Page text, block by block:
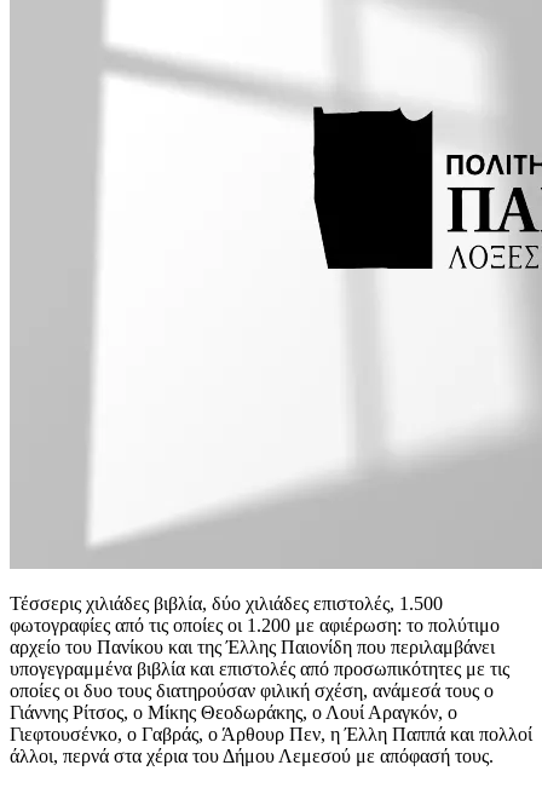
Τέσσερις χιλιάδες βιβλία, δύο χιλιάδες επιστολές, 1.500
φωτογραφίες από τις οποίες οι 1.200 με αφιέρωση: το πολύτιμο
αρχείο του Πανίκου και της Έλλης Παιονίδη που περιλαμβάνει
υπογεγραμμένα βιβλία και επιστολές από προσωπικότητες με τις
οποίες οι δυο τους διατηρούσαν φιλική σχέση, ανάμεσά τους ο
Γιάννης Ρίτσος, ο Μίκης Θεοδωράκης, ο Λουί Αραγκόν, ο
Γιεφτουσένκο, ο Γαβράς, ο Άρθουρ Πεν, η Έλλη Παππά και πολλοί
άλλοι, περνά στα χέρια του Δήμου Λεμεσού με απόφασή τους.